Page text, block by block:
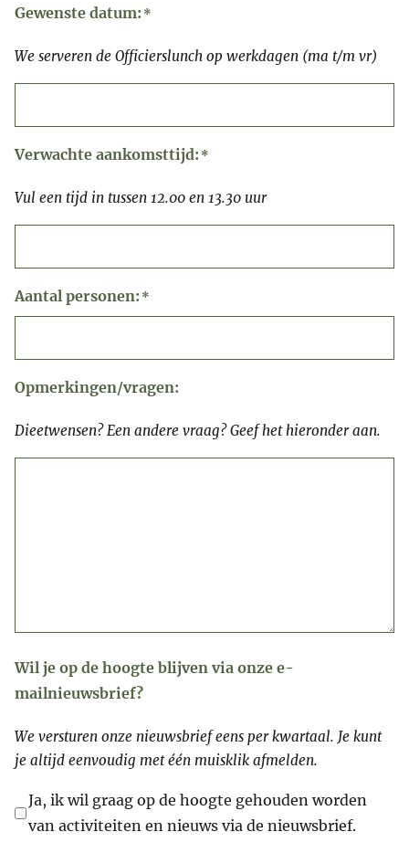
Gewenste datum: *
We serveren de Officierslunch op werkdagen (ma t/m vr)
Verwachte aankomsttijd: *
Vul een tijd in tussen 12.00 en 13.30 uur
Aantal personen: *
Opmerkingen/vragen:
Dieetwensen? Een andere vraag? Geef het hieronder aan.
Wil je op de hoogte blijven via onze e-
mailnieuwsbrief?
We versturen onze nieuwsbrief eens per kwartaal. Je kunt
je altijd eenvoudig met één muisklik afmelden.
Ja, ik wil graag op de hoogte gehouden worden
van activiteiten en nieuws via de nieuwsbrief.